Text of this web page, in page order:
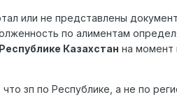
или не представлены
по алиментам
Казахстан на момент
зп по Республике, а не по